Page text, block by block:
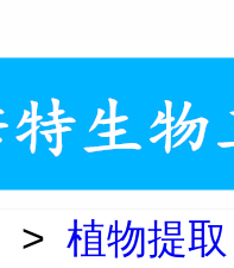
> 植物提取